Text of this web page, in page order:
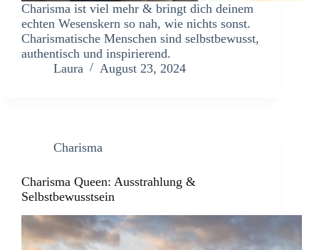
Charisma ist viel mehr & bringt dich deinem
echten Wesenskern so nah, wie nichts sonst.
Charismatische Menschen sind selbstbewusst,
authentisch und inspirierend.
Laura
August 23, 2024
Charisma
Charisma Queen: Ausstrahlung &
Selbstbewusstsein